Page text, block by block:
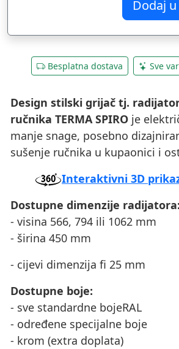
Dodaj
Besplatna dostava Sve
Design stilski grijač tj.
ručnika TERMA SPIRO je
manje snage, posebno
sušenje ručnika u kupaonici i
Interaktivni 3D
Dostupne dimenzije radijatora:
- visina 566, 794 ili 1062 mm
- širina 450 mm
- cijevi dimenzija fi 25 mm
Dostupne boje:
- sve standardne bojeRAL
- određene specijalne boje
- krom (extra doplata)